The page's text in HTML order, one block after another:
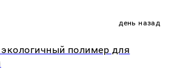
день назад
полимер для